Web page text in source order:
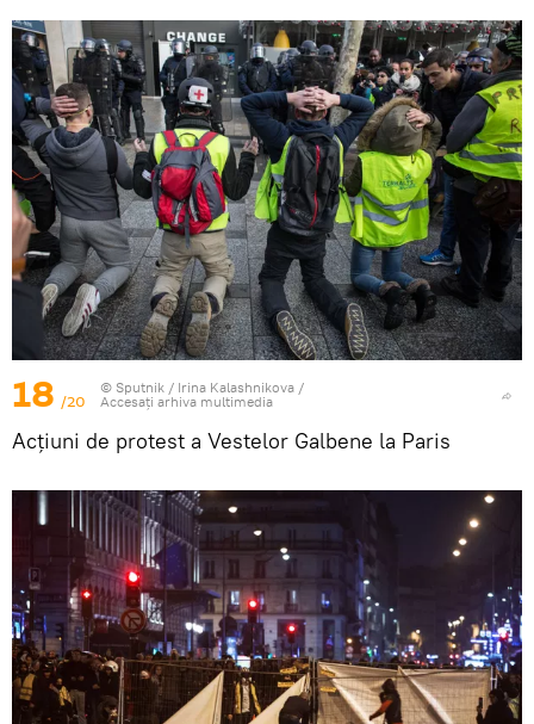
18 /20
© Sputnik / Irina Kalashnikova /
Accesați arhiva multimedia
Acțiuni de protest a Vestelor Galbene la Paris